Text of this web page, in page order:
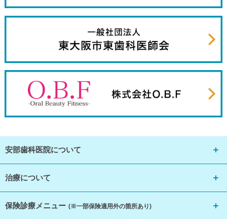
安部歯科医院について
治療について
保険診療メニュー (※一部保険適用外の箇所あり)